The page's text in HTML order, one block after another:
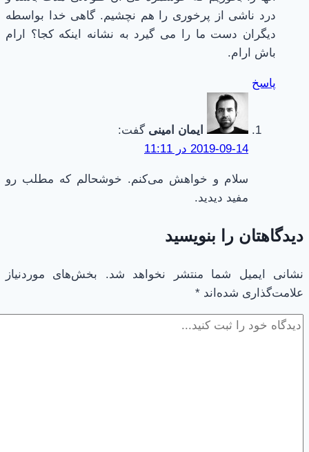
درد ناشی از پرخوری را هم نچشیم. گاهی خدا بواسطه
دیگران دست ما را می گیرد به نشانه اینکه کجا؟ ارام
باش ارام.
پاسخ
ایمان امینی گفت:
2019-09-14 در 11:11
سلام و خواهش می‌کنم. خوشحالم که مطلب رو
مفید دیدید.
دیدگاهتان را بنویسید
نشانی ایمیل شما منتشر نخواهد شد.
بخش‌های موردنیاز
علامت‌گذاری شده‌اند *